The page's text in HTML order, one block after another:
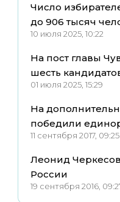
Число
до 906 тысяч
10 июля 2025, 10:22
На пост главы
шесть
01 июля 2025, 15:29
На
победили
11 сентября 2017, 09:25
Леонид
России
19 сентября 2016,